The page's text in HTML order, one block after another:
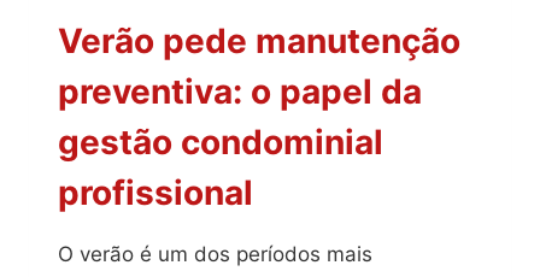
Verão pede manutenção
preventiva: o papel da
gestão condominial
profissional
O verão é um dos períodos mais